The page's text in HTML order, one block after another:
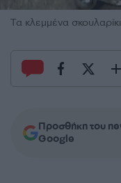
Τα κλεμμένα
Προσθήκη του
Google